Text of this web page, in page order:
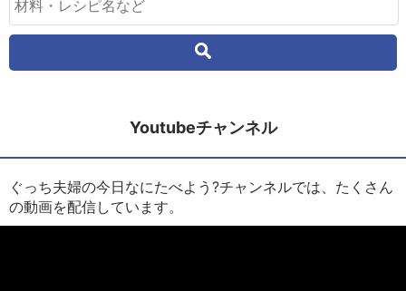
Youtubeチャンネル
ぐっち夫婦の今日なにたべよう?チャンネルでは、たくさん
の動画を配信しています。